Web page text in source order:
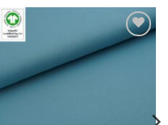
Toevoegen